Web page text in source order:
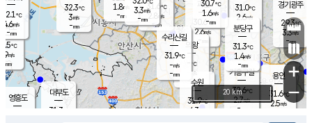
의도
℃
m/s
mm
영흥도
과천
30.6℃
2.6m/s
- mm
용인
31.6℃
2.5m/s
경기광주
29.3℃
3.3m/s
-mm
대부도
31.3
의왕
- ℃
m/s
mm
31.6 ℃
2.8 m/s
-mm
1.8m/s
-mm
3.3m/s
-mm
31.0℃
2.6m/s
-mm
30.7℃
1.6m/s
-mm
기흥구갈
32.6℃
2.7m/s
-
수리산길
31.9℃
-m/s
-mm
분당구
31.3℃
1.4m/s
-mm
32.1℃
4.6m/s
-mm
수원
31.9℃
4.3 m/s
32.3℃
3m/s
-mm
+
−
20 km